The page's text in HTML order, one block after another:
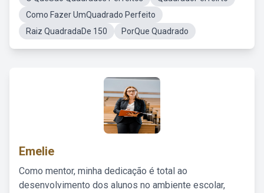
Como Fazer UmQuadrado Perfeito
Raiz QuadradaDe 150
PorQue Quadrado
Emelie
Como mentor, minha dedicação é total ao
desenvolvimento dos alunos no ambiente escolar,